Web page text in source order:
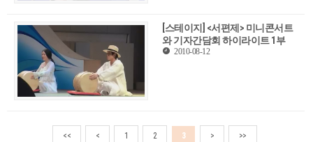
[스테이지] <서편제> 미니콘서트
와 기자간담회 하이라이트 1부
2010-08-12
<< < 1 2 3 > >>